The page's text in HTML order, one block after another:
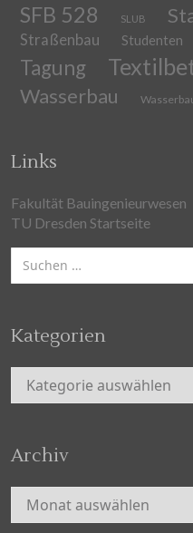
SFB 528 SLUB
Straßenbau Studenten
Tagung
Wasserbau
Links
Fakultät Bauingenieurwesen
TU Dresden Startseite
Suchen
nach:
Kategorien
Kategorien
Archiv
Archiv